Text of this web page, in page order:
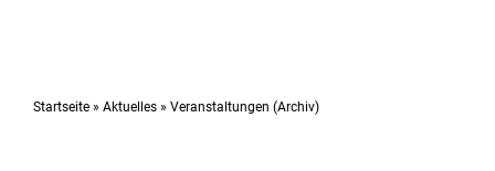
Hochschule
Startseite Aktuelles Veranstaltungen (Archiv)